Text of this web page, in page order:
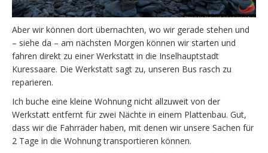
Aber wir können dort übernachten, wo wir gerade stehen und
– siehe da – am nächsten Morgen können wir starten und
fahren direkt zu einer Werkstatt in die Inselhauptstadt
Kuressaare. Die Werkstatt sagt zu, unseren Bus rasch zu
reparieren.
Ich buche eine kleine Wohnung nicht allzuweit von der
Werkstatt entfernt für zwei Nächte in einem Plattenbau. Gut,
dass wir die Fahrräder haben, mit denen wir unsere Sachen für
2 Tage in die Wohnung transportieren können.